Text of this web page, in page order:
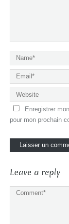
Enregistrer
pour mon prochain
Leave a reply